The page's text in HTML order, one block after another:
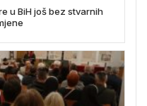
u BiH još bez stvarnih